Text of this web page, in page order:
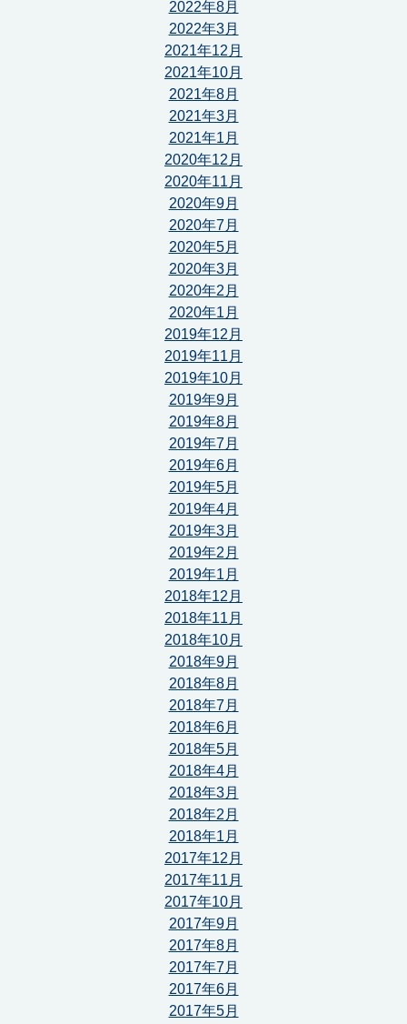
2022年8月
2022年3月
2021年12月
2021年10月
2021年8月
2021年3月
2021年1月
2020年12月
2020年11月
2020年9月
2020年7月
2020年5月
2020年3月
2020年2月
2020年1月
2019年12月
2019年11月
2019年10月
2019年9月
2019年8月
2019年7月
2019年6月
2019年5月
2019年4月
2019年3月
2019年2月
2019年1月
2018年12月
2018年11月
2018年10月
2018年9月
2018年8月
2018年7月
2018年6月
2018年5月
2018年4月
2018年3月
2018年2月
2018年1月
2017年12月
2017年11月
2017年10月
2017年9月
2017年8月
2017年7月
2017年6月
2017年5月